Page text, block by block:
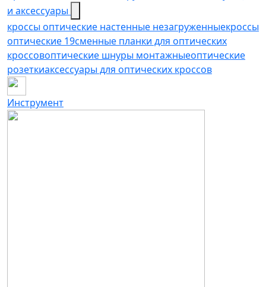
и аксессуары
кроссы оптические настенные незагруженныекроссы
оптические 19сменные планки для оптических
кроссовоптические шнуры монтажныеоптические
розеткиаксессуары для оптических кроссов
Инструмент